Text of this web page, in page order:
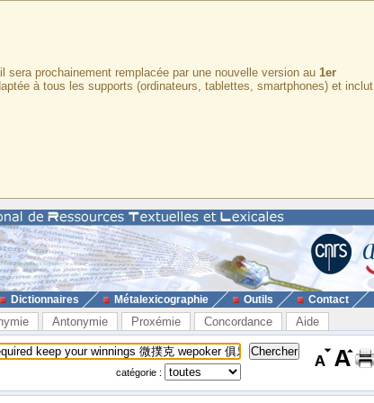
prochainement remplacée par une nouvelle version au 1er
à tous les supports (ordinateurs, tablettes, smartphones) et inclut
Dictionnaires Métalexicographie Outils Contact
Antonymie Proxémie Concordance Aide
catégorie :